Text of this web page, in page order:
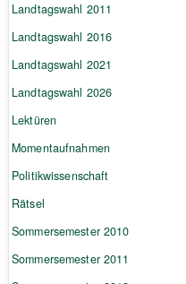
Landtagswahl 2011
Landtagswahl 2016
Landtagswahl 2021
Landtagswahl 2026
Lektüren
Momentaufnahmen
Politikwissenschaft
Rätsel
Sommersemester 2010
Sommersemester 2011